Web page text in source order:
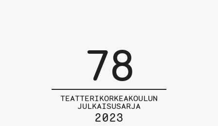
78
TEATTERIKORKEAKOULUN
JULKAISUSARJA
2023